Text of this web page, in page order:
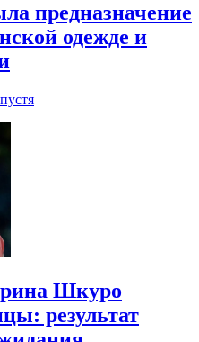
предназначение
одежде и
Шкуро
результат